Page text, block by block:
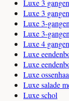
Luxe 3
Luxe 3
Luxe 3-
Luxe 3-
Luxe 4
Luxe
Luxe
Luxe
Luxe salade
Luxe schol